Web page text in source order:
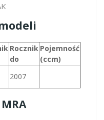
Rocznik
do
Pojemność
(ccm)
2007